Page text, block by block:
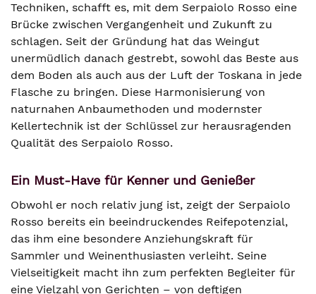
Techniken, schafft es, mit dem Serpaiolo Rosso eine
Brücke zwischen Vergangenheit und Zukunft zu
schlagen. Seit der Gründung hat das Weingut
unermüdlich danach gestrebt, sowohl das Beste aus
dem Boden als auch aus der Luft der Toskana in jede
Flasche zu bringen. Diese Harmonisierung von
naturnahen Anbaumethoden und modernster
Kellertechnik ist der Schlüssel zur herausragenden
Qualität des Serpaiolo Rosso.
Ein Must-Have für Kenner und Genießer
Obwohl er noch relativ jung ist, zeigt der Serpaiolo
Rosso bereits ein beeindruckendes Reifepotenzial,
das ihm eine besondere Anziehungskraft für
Sammler und Weinenthusiasten verleiht. Seine
Vielseitigkeit macht ihn zum perfekten Begleiter für
eine Vielzahl von Gerichten – von deftigen